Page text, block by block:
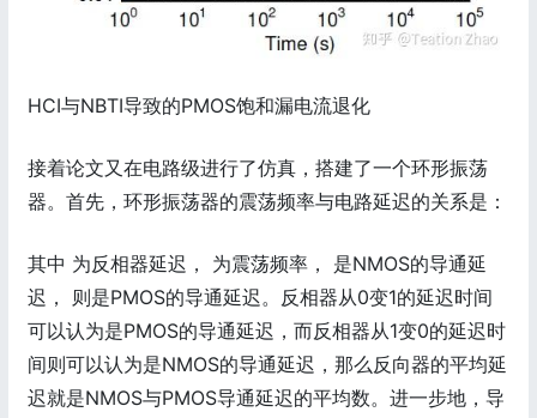
HCI与NBTI导致的PMOS饱和漏电流退化
接着论文又在电路级进行了仿真，搭建了一个环形振荡
器。首先，环形振荡器的震荡频率与电路延迟的关系是：
其中 为反相器延迟， 为震荡频率， 是NMOS的导通延
迟， 则是PMOS的导通延迟。反相器从0变1的延迟时间
可以认为是PMOS的导通延迟，而反相器从1变0的延迟时
间则可以认为是NMOS的导通延迟，那么反向器的平均延
迟就是NMOS与PMOS导通延迟的平均数。进一步地，导